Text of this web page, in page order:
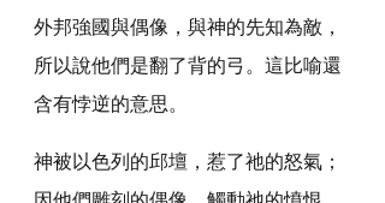
外邦強國與偶像，與神的先知為敵，
所以說他們是翻了背的弓。這比喻還
含有悖逆的意思。
神被以色列的邱壇，惹了祂的怒氣；
因他們雕刻的偶像，觸動祂的憤恨。